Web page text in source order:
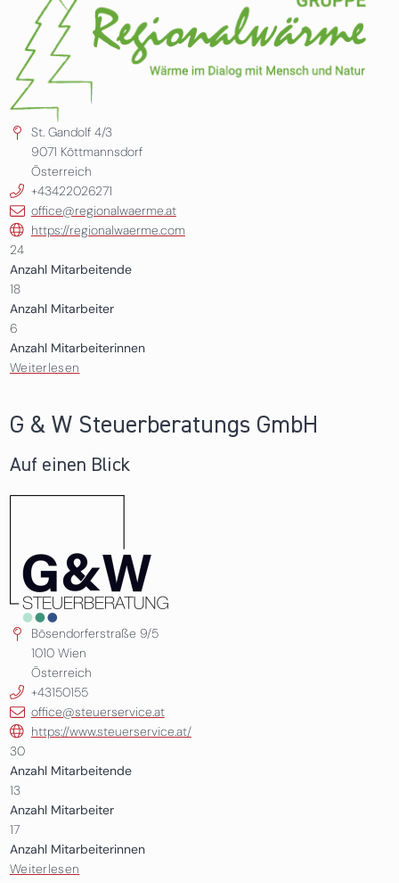
St. Gandolf 4/3
9071 Köttmannsdorf
Österreich
+43422026271
office@regionalwaerme.at
https://regionalwaerme.com
24
Anzahl Mitarbeitende
18
Anzahl Mitarbeiter
6
Anzahl Mitarbeiterinnen
Weiterlesen
G & W Steuerberatungs GmbH
Auf einen Blick
Bösendorferstraße 9/5
1010 Wien
Österreich
+43150155
office@steuerservice.at
https://www.steuerservice.at/
30
Anzahl Mitarbeitende
13
Anzahl Mitarbeiter
17
Anzahl Mitarbeiterinnen
Weiterlesen